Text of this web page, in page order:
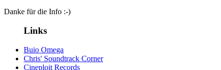
Danke für die Info :-)
Links
Buio Omega
Chris' Soundtrack Corner
Cineploit Records